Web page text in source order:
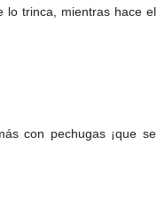
lo trinca, mientras hace el
con pechugas ¡que se